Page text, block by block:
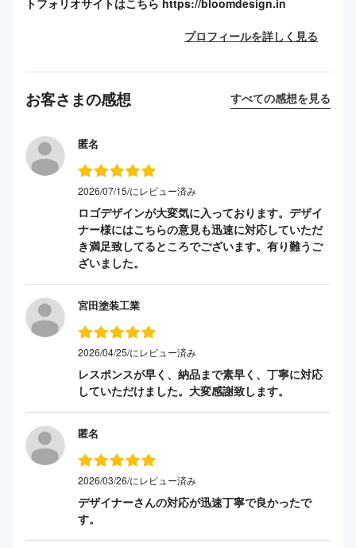
プロフィールを詳しく見る
お客さまの感想 すべての感想を見る
匿名
2026/07/15/にレビュー済み
ロゴデザインが大変気に入っております。デザイ
ナー様にはこちらの意見も迅速に対応していただ
き満足致してるところでございます。有り難うご
ざいました。
宮田塗装工業
2026/04/25/にレビュー済み
レスポンスが早く、納品まで素早く、丁寧に対応
していただけました。大変感謝致します。
匿名
2026/03/26/にレビュー済み
デザイナーさんの対応が迅速丁寧で良かったで
す。